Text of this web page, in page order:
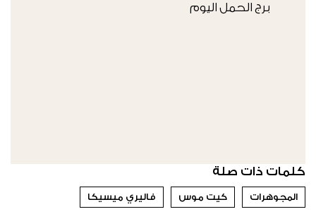
برج الحمل اليوم
كلمات ذات صلة
المجوهرات كيت موس فاليري ميسيكا